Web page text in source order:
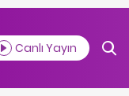
Canlı Yayın